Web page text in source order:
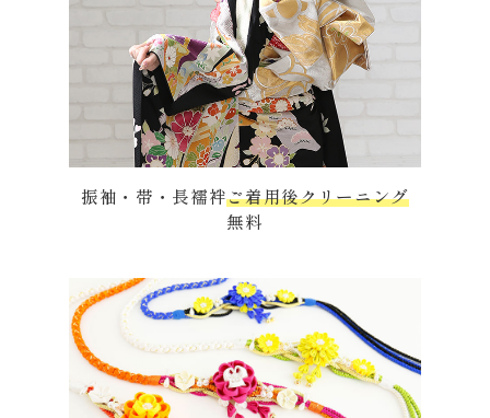
振袖・帯・長襦袢ご着用後クリーニング
無料